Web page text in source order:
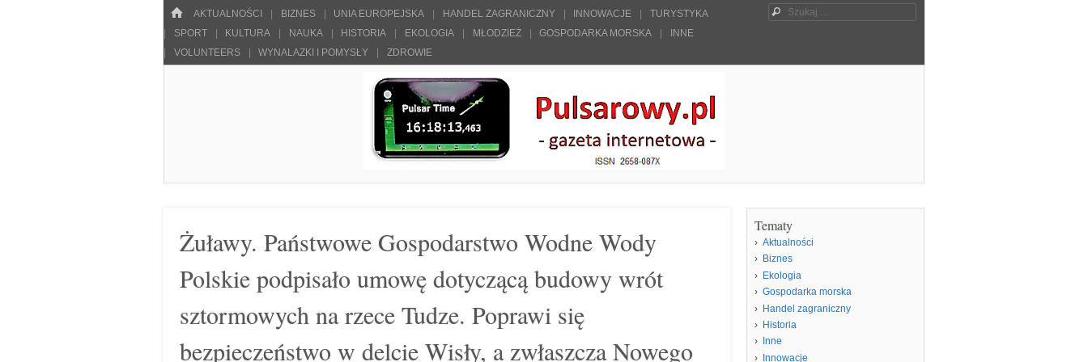
HOME
Menu
SKOCZ DO TREŚCI
AKTUALNOŚCI BIZNES UNIA EUROPEJSKA HANDEL ZAGRANICZNY INNOWACJE
TURYSTYKA
SPORT
KULTURA NAUKA HISTORIA EKOLOGIA MŁODZIEŻ GOSPODARKA MORSKA
INNE
VOLUNTEERS
WYNALAZKI I POMYSŁY ZDROWIE
Szukaj
Żuławy. Państwowe Gospodarstwo Wodne Wody
Polskie podpisało umowę dotyczącą budowy wrót
sztormowych na rzece Tudze. Poprawi się
bezpieczeństwo w delcie Wisły, a zwłaszcza Nowego
Tematy
Aktualności
Biznes
Ekologia
Gospodarka morska
Handel zagraniczny
Historia
Inne
Innowacje